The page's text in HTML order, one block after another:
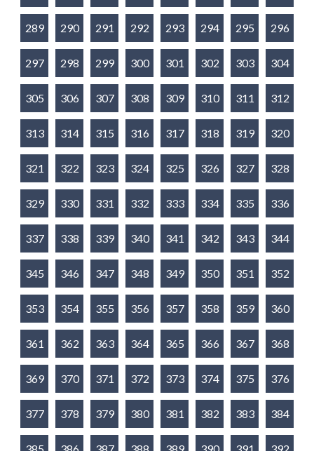
289 290 291 292 293 294 295 296
297 298 299 300 301 302 303 304
305 306 307 308 309 310 311 312
313 314 315 316 317 318 319 320
321 322 323 324 325 326 327 328
329 330 331 332 333 334 335 336
337 338 339 340 341 342 343 344
345 346 347 348 349 350 351 352
353 354 355 356 357 358 359 360
361 362 363 364 365 366 367 368
369 370 371 372 373 374 375 376
377 378 379 380 381 382 383 384